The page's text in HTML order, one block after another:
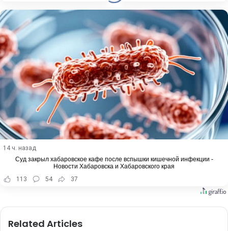
14 ч. назад
Суд закрыл хабаровское кафе после вспышки кишечной инфекции -
Новости Хабаровска и Хабаровского края
113
54 37
Related Articles